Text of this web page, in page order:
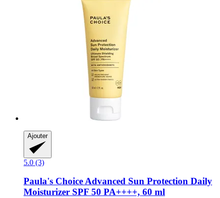
Ajouter
5.0 (3)
Paula's ChoiceAdvanced Sun Protection Daily
Moisturizer SPF 50 PA++++, 60 ml